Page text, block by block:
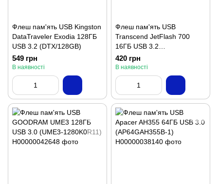
Флеш пам'ять USB Kingston
DataTraveler Exodia 128ГБ
USB 3.2 (DTX/128GB)
549 грн
В наявності
Флеш пам'ять USB
Transcend JetFlash 700
16ГБ USB 3.2
(TS16GJF700)
420 грн
В наявності